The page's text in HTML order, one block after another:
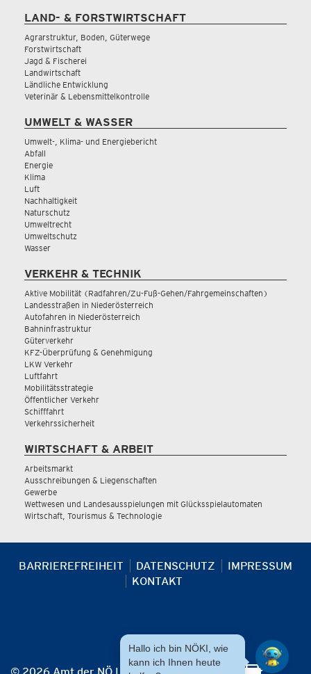
LAND- & FORSTWIRTSCHAFT
Agrarstruktur, Boden, Güterwege
Forstwirtschaft
Jagd & Fischerei
Landwirtschaft
Ländliche Entwicklung
Veterinär & Lebensmittelkontrolle
UMWELT & WASSER
Umwelt-, Klima- und Energiebericht
Abfall
Energie
Klima
Luft
Nachhaltigkeit
Naturschutz
Umweltrecht
Umweltschutz
Wasser
VERKEHR & TECHNIK
Aktive Mobilität (Radfahren/Zu-Fuß-Gehen/Fahrgemeinschaften)
Landesstraßen in Niederösterreich
Autofahren in Niederösterreich
Bahninfrastruktur
Güterverkehr
KFZ-Überprüfung & Genehmigung
LKW Verkehr
Luftfahrt
Mobilitätsstrategie
Öffentlicher Verkehr
Schifffahrt
Verkehrssicherheit
WIRTSCHAFT & ARBEIT
Arbeitsmarkt
Ausschreibungen & Liegenschaften
Gewerbe
Wettwesen und Landesausspielungen mit Glücksspielautomaten
Wirtschaft, Tourismus & Technologie
BARRIEREFREIHEIT DATENSCHUTZ
IMPRESSUM
KONTAKT
Hallo ich bin NÖKI, wie
kann ich Ihnen heute